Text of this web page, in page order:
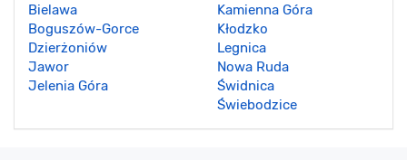
Bielawa
Boguszów-Gorce
Dzierżoniów
Jawor
Jelenia Góra
Kamienna Góra
Kłodzko
Legnica
Nowa Ruda
Świdnica
Świebodzice